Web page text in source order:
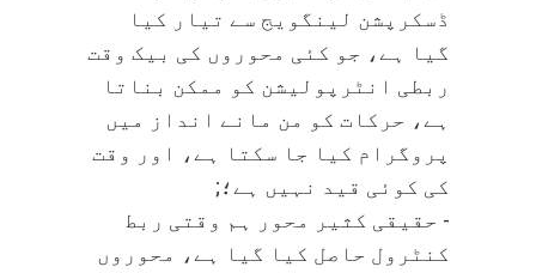
ڈسکرپشن لینگویج سے تیار کیا
گیا ہے، جو کئی محوروں کی بیک وقت
ربطی انٹرپولیشن کو ممکن بناتا
ہے، حرکات کو من مانے انداز میں
پروگرام کیا جا سکتا ہے، اور وقت
کی کوئی قید نہیں ہے؛;
- حقیقی کثیر محور ہم وقتی ربط
کنٹرول حاصل کیا گیا ہے، محوروں